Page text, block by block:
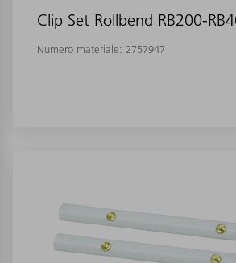
Clip Set Rollbend RB200-
Numero materiale: 2757947